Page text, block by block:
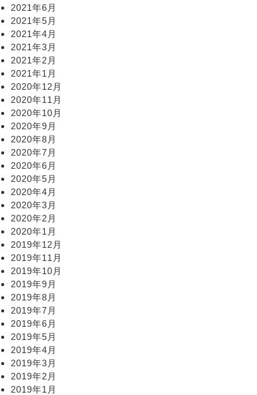
2021年6月
2021年5月
2021年4月
2021年3月
2021年2月
2021年1月
2020年12月
2020年11月
2020年10月
2020年9月
2020年8月
2020年7月
2020年6月
2020年5月
2020年4月
2020年3月
2020年2月
2020年1月
2019年12月
2019年11月
2019年10月
2019年9月
2019年8月
2019年7月
2019年6月
2019年5月
2019年4月
2019年3月
2019年2月
2019年1月